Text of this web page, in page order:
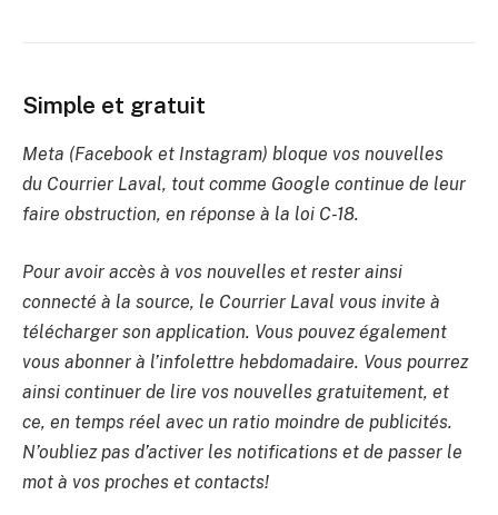
Simple et gratuit
Meta (Facebook et Instagram) bloque vos nouvelles
du Courrier Laval, tout comme Google continue de leur
faire obstruction, en réponse à la loi C-18.
Pour avoir accès à vos nouvelles et rester ainsi
connecté à la source, le Courrier Laval vous invite à
télécharger son application. Vous pouvez également
vous abonner à l’infolettre hebdomadaire. Vous pourrez
ainsi continuer de lire vos nouvelles gratuitement, et
ce, en temps réel avec un ratio moindre de publicités.
N’oubliez pas d’activer les notifications et de passer le
mot à vos proches et contacts!